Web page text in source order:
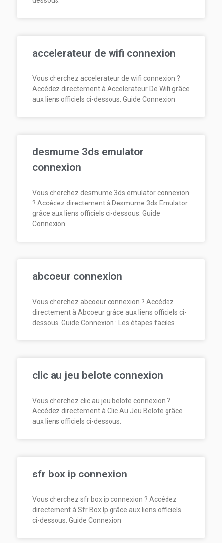
accelerateur de wifi connexion
Vous cherchez accelerateur de wifi connexion ?
Accédez directement à Accelerateur De Wifi grâce
aux liens officiels ci-dessous. Guide Connexion
desmume 3ds emulator
connexion
Vous cherchez desmume 3ds emulator connexion
? Accédez directement à Desmume 3ds Emulator
grâce aux liens officiels ci-dessous. Guide
Connexion
abcoeur connexion
Vous cherchez abcoeur connexion ? Accédez
directement à Abcoeur grâce aux liens officiels ci-
dessous. Guide Connexion : Les étapes faciles
clic au jeu belote connexion
Vous cherchez clic au jeu belote connexion ?
Accédez directement à Clic Au Jeu Belote grâce
aux liens officiels ci-dessous.
sfr box ip connexion
Vous cherchez sfr box ip connexion ? Accédez
directement à Sfr Box Ip grâce aux liens officiels
ci-dessous. Guide Connexion